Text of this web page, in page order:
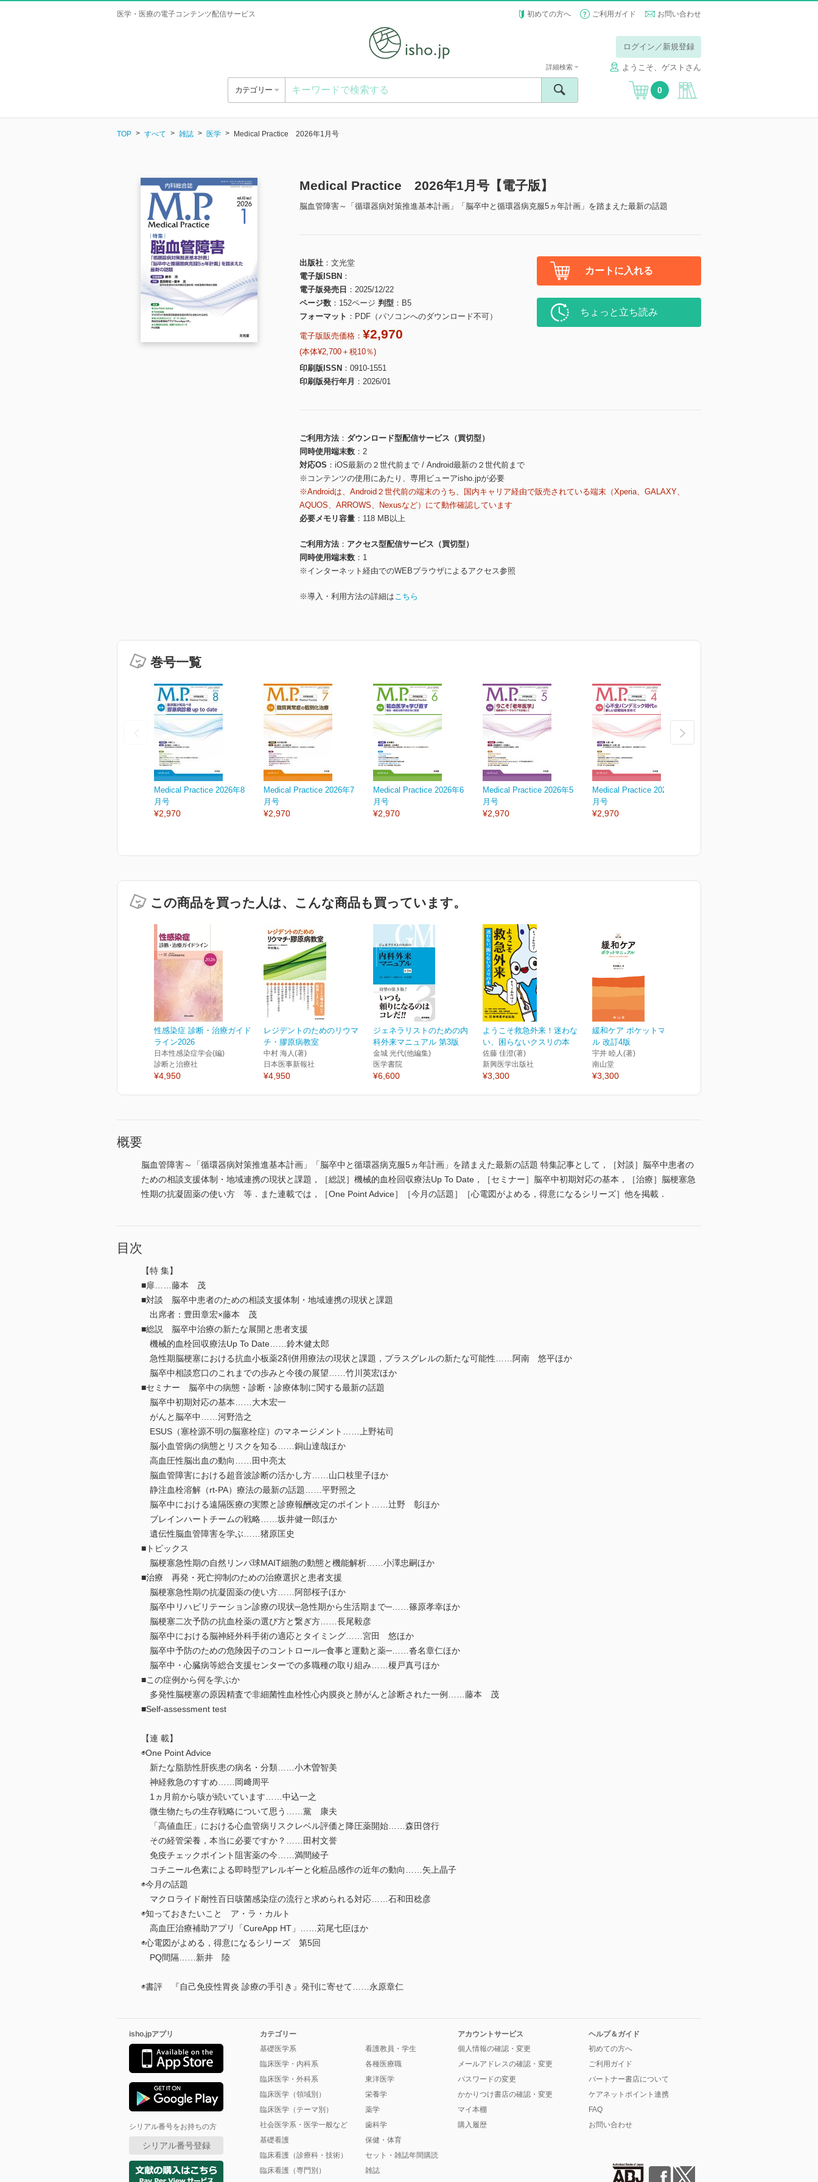
医学・医療の電子コンテンツ配信サービス 初めての方へ ご利用ガイド お問い合わせ
ログイン／新規登録
ようこそ、ゲストさん
カテゴリー
詳細検索
0
TOP すべて 雑誌 医学 Medical Practice 2026年1月号
Medical Practice 2026年1月号【電子版】
脳血管障害～「循環器病対策推進基本計画」「脳卒中と循環器病克服5ヵ年計画」を踏まえた最新の話題
出版社
文光堂
電子版ISBN
電子版発売日
2025/12/22
ページ数
152ページ 判型
B5
フォーマット
PDF（パソコンへのダウンロード不可）
電子版販売価格： ¥2,970
(本体¥2,700＋税10％)
印刷版ISSN
0910-1551
印刷版発行年月
2026/01
カートに入れる
ちょっと立ち読み
ご利用方法
ダウンロード型配信サービス（買切型）
同時使用端末数
2
対応OS
iOS最新の２世代前まで / Android最新の２世代前まで
※コンテンツの使用にあたり、専用ビューアisho.jpが必要
※Androidは、Android２世代前の端末のうち、国内キャリア経由で販売されている端末（Xperia、GALAXY、
AQUOS、ARROWS、Nexusなど）にて動作確認しています
必要メモリ容量
118 MB以上
ご利用方法
アクセス型配信サービス（買切型）
同時使用端末数
1
※インターネット経由でのWEBブラウザによるアクセス参照
※導入・利用方法の詳細はこちら
巻号一覧
Medical Practice 2026年8
月号
¥2,970
Medical Practice 2026年7
月号
¥2,970
Medical Practice 2026年6
月号
¥2,970
Medical Practice 2026年5
月号
¥2,970
Medical Practice 2026年4
月号
¥2,970
この商品を買った人は、こんな商品も買っています。
性感染症 診断・治療ガイド
ライン2026
日本性感染症学会(編)
診断と治療社
¥4,950
レジデントのためのリウマ
チ・膠原病教室
中村 海人(著)
日本医事新報社
¥4,950
ジェネラリストのための内
科外来マニュアル 第3版
金城 光代(他編集)
医学書院
¥6,600
ようこそ救急外来！迷わな
い、困らないクスリの本
佐藤 佳澄(著)
新興医学出版社
¥3,300
緩和ケア ポケットマニュア
ル 改訂4版
宇井 睦人(著)
南山堂
¥3,300
概要
脳血管障害～「循環器病対策推進基本計画」「脳卒中と循環器病克服5ヵ年計画」を踏まえた最新の話題 特集記事として，［対談］脳卒中患者の
ための相談支援体制・地域連携の現状と課題，［総説］機械的血栓回収療法Up To Date，［セミナー］脳卒中初期対応の基本，［治療］脳梗塞急
性期の抗凝固薬の使い方 等．また連載では，［One Point Advice］［今月の話題］［心電図がよめる，得意になるシリーズ］他を掲載．
目次
【特 集】
■扉……藤本 茂
■対談 脳卒中患者のための相談支援体制・地域連携の現状と課題
出席者：豊田章宏×藤本 茂
■総説 脳卒中治療の新たな展開と患者支援
機械的血栓回収療法Up To Date……鈴木健太郎
急性期脳梗塞における抗血小板薬2剤併用療法の現状と課題，プラスグレルの新たな可能性……阿南 悠平ほか
脳卒中相談窓口のこれまでの歩みと今後の展望……竹川英宏ほか
■セミナー 脳卒中の病態・診断・診療体制に関する最新の話題
脳卒中初期対応の基本……大木宏一
がんと脳卒中……河野浩之
ESUS（塞栓源不明の脳塞栓症）のマネージメント……上野祐司
脳小血管病の病態とリスクを知る……銅山達哉ほか
高血圧性脳出血の動向……田中亮太
脳血管障害における超音波診断の活かし方……山口枝里子ほか
静注血栓溶解（rt-PA）療法の最新の話題……平野照之
脳卒中における遠隔医療の実際と診療報酬改定のポイント……辻野 彰ほか
ブレインハートチームの戦略……坂井健一郎ほか
遺伝性脳血管障害を学ぶ……猪原匡史
■トピックス
脳梗塞急性期の自然リンパ球MAIT細胞の動態と機能解析……小澤忠嗣ほか
■治療 再発・死亡抑制のための治療選択と患者支援
脳梗塞急性期の抗凝固薬の使い方……阿部桜子ほか
脳卒中リハビリテーション診療の現状─急性期から生活期まで─……篠原孝幸ほか
脳梗塞二次予防の抗血栓薬の選び方と繋ぎ方……長尾毅彦
脳卒中における脳神経外科手術の適応とタイミング……宮田 悠ほか
脳卒中予防のための危険因子のコントロール─食事と運動と薬─……沓名章仁ほか
脳卒中・心臓病等総合支援センターでの多職種の取り組み……榎戸真弓ほか
■この症例から何を学ぶか
多発性脳梗塞の原因精査で非細菌性血栓性心内膜炎と肺がんと診断された一例……藤本 茂
■Self-assessment test
【連 載】
◉One Point Advice
新たな脂肪性肝疾患の病名・分類……小木曽智美
神経救急のすすめ……岡﨑周平
1ヵ月前から咳が続いています……中込一之
微生物たちの生存戦略について思う……黨 康夫
「高値血圧」における心血管病リスクレベル評価と降圧薬開始……森田啓行
その経管栄養，本当に必要ですか？……田村文誉
免疫チェックポイント阻害薬の今……満間綾子
コチニール色素による即時型アレルギーと化粧品感作の近年の動向……矢上晶子
◉今月の話題
マクロライド耐性百日咳菌感染症の流行と求められる対応……石和田稔彦
◉知っておきたいこと ア・ラ・カルト
高血圧治療補助アプリ「CureApp HT」……苅尾七臣ほか
◉心電図がよめる，得意になるシリーズ 第5回
PQ間隔……新井 陸
◉書評 『自己免疫性胃炎 診療の手引き』発刊に寄せて……永原章仁
isho.jpアプリ
シリアル番号をお持ちの方
シリアル番号登録
カテゴリー
基礎医学系
臨床医学・内科系
臨床医学・外科系
臨床医学（領域別）
臨床医学（テーマ別）
社会医学系・医学一般など
基礎看護
臨床看護（診療科・技術）
臨床看護（専門別）
看護教員・学生
各種医療職
東洋医学
栄養学
薬学
歯科学
保健・体育
セット・雑誌年間購読
雑誌
アカウントサービス
個人情報の確認・変更
メールアドレスの確認・変更
パスワードの変更
かかりつけ書店の確認・変更
マイ本棚
購入履歴
ヘルプ＆ガイド
初めての方へ
ご利用ガイド
パートナー書店について
ケアネットポイント連携
FAQ
お問い合わせ